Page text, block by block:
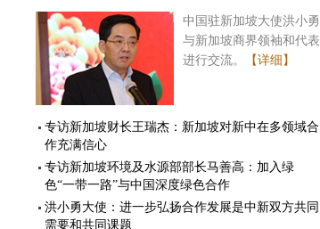
中国驻新加坡大使洪小勇
与新加坡商界领袖和代表
进行交流。
【详细】
专访新加坡财长王瑞杰：新加坡对新中在多领域合
作充满信心
专访新加坡环境及水源部部长马善高：加入绿
色“一带一路”与中国深度绿色合作
洪小勇大使：进一步弘扬合作发展是中新双方共同
需要和共同课题